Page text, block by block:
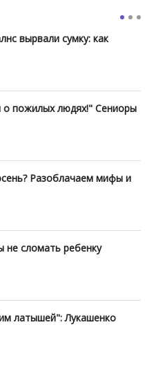
вырвали сумку: как
о пожилых людях!" Сениоры
Разоблачаем мифы и
не сломать ребенку
латышей": Лукашенко